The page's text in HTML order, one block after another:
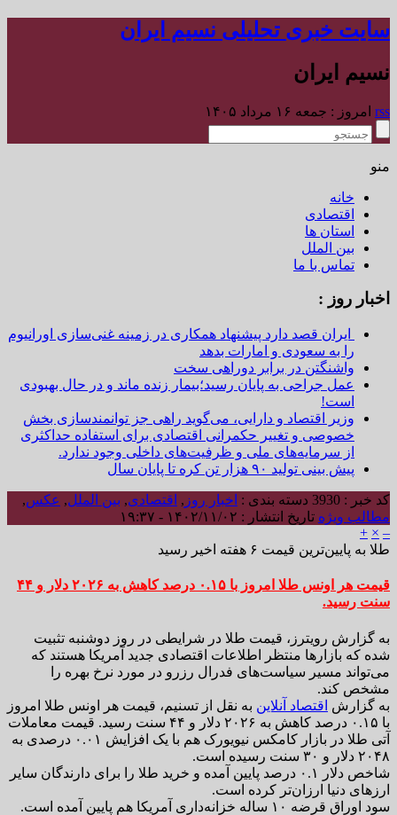
سایت خبری تحلیلی نسیم ایران
نسیم ایران
rss امروز : جمعه ۱۶ مرداد ۱۴۰۵
منو
خانه
اقتصادی
استان ها
بین الملل
تماس با ما
اخبار روز :
ایران قصد دارد پیشنهاد همکاری در زمینه غنی‌سازی اورانیوم
را به سعودی و امارات بدهد
واشنگتن در برابر دوراهی سخت
عمل جراحی به پایان رسید؛بیمار زنده ماند و در حال بهبودی
است!
وزیر اقتصاد و دارایی، می‌گوید راهی جز توانمندسازی بخش
خصوصی و تغییر حکمرانی اقتصادی برای استفاده حداکثری
از سرمایه‌های ملی و ظرفیت‌های داخلی وجود ندارد.
پیش بینی تولید ۹۰ هزار تن کره تا پایان سال
کد خبر : 3930 دسته بندی : اخبار روز , اقتصادی, بین الملل, عکس,
مطالب ویژه تاریخ انتشار : ۱۴۰۲/۱۱/۰۲ - ۱۹:۳۷
–
×
+
طلا به پایین‌ترین قیمت ۶ هفته اخیر رسید
قیمت هر اونس طلا امروز با ۰.۱۵ درصد کاهش به ۲۰۲۶ دلار و ۴۴
سنت رسید.
به گزارش رویترز، قیمت طلا در شرایطی در روز دوشنبه تثبیت
شده که بازارها منتظر اطلاعات اقتصادی جدید آمریکا هستند که
می‌تواند مسیر سیاست‌های فدرال رزرو در مورد نرخ بهره را
مشخص کند.
به گزارش اقتصاد آنلاین به نقل از تسنیم، قیمت هر اونس طلا امروز
با ۰.۱۵ درصد کاهش به ۲۰۲۶ دلار و ۴۴ سنت رسید. قیمت معاملات
آتی طلا در بازار کامکس نیویورک هم با یک افزایش ۰.۰۱ درصدی به
۲۰۴۸ دلار و ۳۰ سنت رسیده است.
شاخص دلار ۰.۱ درصد پایین آمده و خرید طلا را برای دارندگان سایر
ارزهای دنیا ارزان‌تر کرده است.
سود اوراق قرضه ۱۰ ساله خزانه‌داری آمریکا هم پایین آمده است.